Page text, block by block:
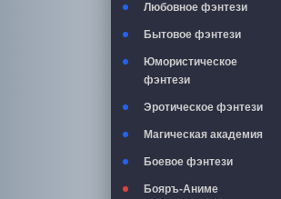
Любовное фэнтези
Бытовое фэнтези
Юмористическое
фэнтези
Эротическое фэнтези
Магическая академия
Боевое фэнтези
Бояръ-Аниме